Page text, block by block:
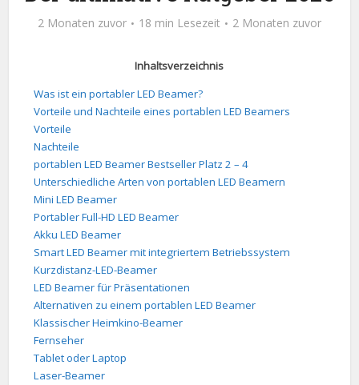
2 Monaten zuvor 18 min Lesezeit 2 Monaten zuvor
Inhaltsverzeichnis
Was ist ein portabler LED Beamer?
Vorteile und Nachteile eines portablen LED Beamers
Vorteile
Nachteile
portablen LED Beamer Bestseller Platz 2 – 4
Unterschiedliche Arten von portablen LED Beamern
Mini LED Beamer
Portabler Full-HD LED Beamer
Akku LED Beamer
Smart LED Beamer mit integriertem Betriebssystem
Kurzdistanz-LED-Beamer
LED Beamer für Präsentationen
Alternativen zu einem portablen LED Beamer
Klassischer Heimkino-Beamer
Fernseher
Tablet oder Laptop
Laser-Beamer